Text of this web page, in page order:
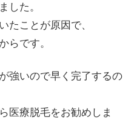
した。
たことが原因で、
らです。
強いので早く完了するの
医療脱毛をお勧めしま